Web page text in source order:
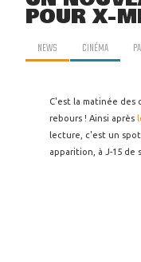
POUR X-
NEWS CINÉMA
C'est la matinée des
rebours ! Ainsi après
lecture, c'est un
apparition, à J-15 de